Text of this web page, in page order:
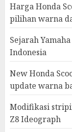
Harga Honda
pilihan warna
Sejarah
Indonesia
New Honda
update warna
Modifikasi
Z8 Ideograph